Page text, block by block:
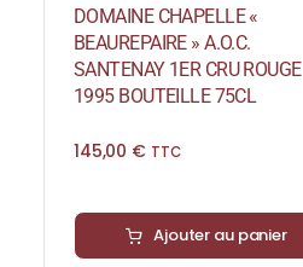
DOMAINE CHAPELLE «
BEAUREPAIRE » A.O.C.
SANTENAY 1ER CRU ROUGE
1995 BOUTEILLE 75CL
145,00 € TTC
Ajouter au panier